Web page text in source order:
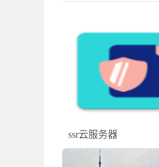
ssr云服务器